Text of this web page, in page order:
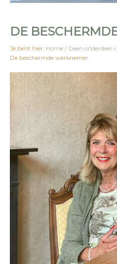
DE
Je bent hier: Home / Geen onderdeel
De beschermde werknemer